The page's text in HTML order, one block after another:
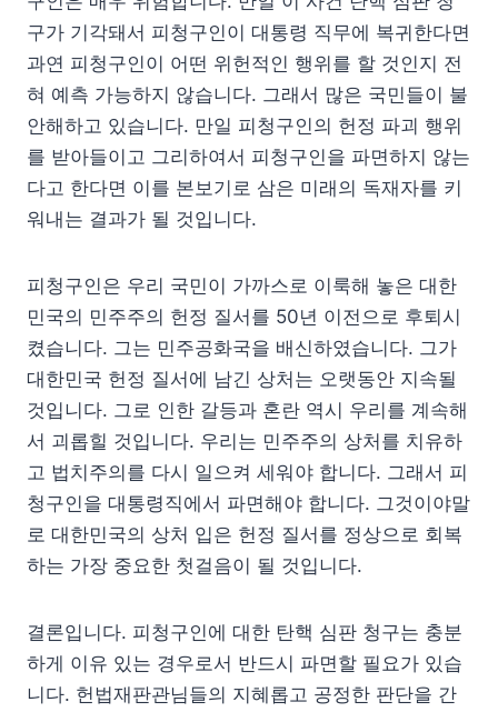
구가 기각돼서 피청구인이 대통령 직무에 복귀한다면
과연 피청구인이 어떤 위헌적인 행위를 할 것인지 전
혀 예측 가능하지 않습니다. 그래서 많은 국민들이 불
안해하고 있습니다. 만일 피청구인의 헌정 파괴 행위
를 받아들이고 그리하여서 피청구인을 파면하지 않는
다고 한다면 이를 본보기로 삼은 미래의 독재자를 키
워내는 결과가 될 것입니다.
피청구인은 우리 국민이 가까스로 이룩해 놓은 대한
민국의 민주주의 헌정 질서를 50년 이전으로 후퇴시
켰습니다. 그는 민주공화국을 배신하였습니다. 그가
대한민국 헌정 질서에 남긴 상처는 오랫동안 지속될
것입니다. 그로 인한 갈등과 혼란 역시 우리를 계속해
서 괴롭힐 것입니다. 우리는 민주주의 상처를 치유하
고 법치주의를 다시 일으켜 세워야 합니다. 그래서 피
청구인을 대통령직에서 파면해야 합니다. 그것이야말
로 대한민국의 상처 입은 헌정 질서를 정상으로 회복
하는 가장 중요한 첫걸음이 될 것입니다.
결론입니다. 피청구인에 대한 탄핵 심판 청구는 충분
하게 이유 있는 경우로서 반드시 파면할 필요가 있습
니다. 헌법재판관님들의 지혜롭고 공정한 판단을 간